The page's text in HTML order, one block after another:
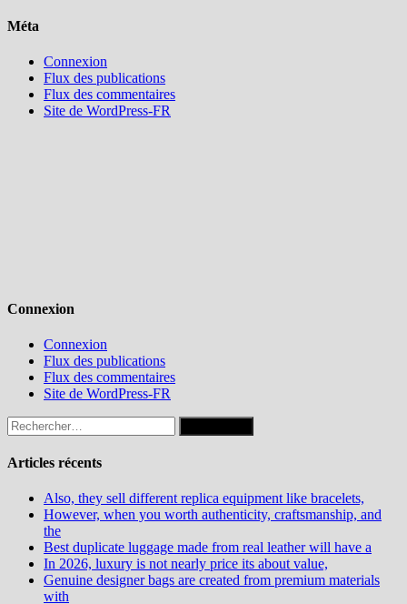
Méta
Connexion
Flux des publications
Flux des commentaires
Site de WordPress-FR
Connexion
Connexion
Flux des publications
Flux des commentaires
Site de WordPress-FR
Rechercher :
Articles récents
Also, they sell different replica equipment like bracelets,
However, when you worth authenticity, craftsmanship, and
the
Best duplicate luggage made from real leather will have a
In 2026, luxury is not nearly price its about value,
Genuine designer bags are created from premium materials
with